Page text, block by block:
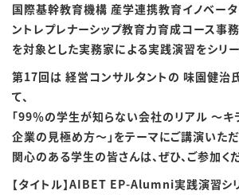
国際基幹教育機構 産学連携教育イノベー
ントレプレナーシップ教育力育成コース事
を対象とした実務家による実践演習をシリー
第17回は 経営コンサルタントの 味園健治
て、
「99％の学生が知らない会社のリアル ～キ
企業の見極め方～」をテーマにご講演いただ
関心のある学生の皆さんは、ぜひ、ご参加くだ
【タイトル】AIBET EP-Alumni実践演習シ